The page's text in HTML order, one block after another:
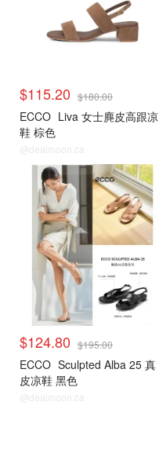
$115.20 $180.00
ECCO Liva 女士麂皮高跟凉
鞋 棕色
@dealmoon.ca
$124.80 $195.00
ECCO Sculpted Alba 25 真
皮凉鞋 黑色
@dealmoon.ca